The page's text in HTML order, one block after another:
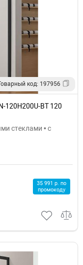
код: 197956
120H200U-BT 120
стеклами • с
35 991 р. по
промокоду